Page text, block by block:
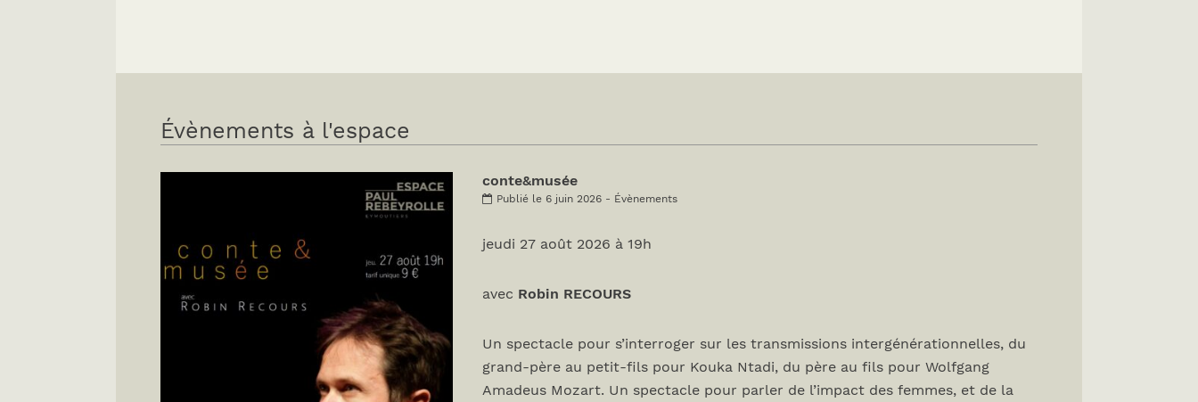
Évènements à l'espace
conte&musée
Publié le 6 juin 2026 - Évènements
jeudi 27 août 2026 à 19h
avec Robin RECOURS
Un spectacle pour s’interroger sur les transmissions intergénérationnelles, du
grand-père au petit-fils pour Kouka Ntadi, du père au fils pour Wolfgang
Amadeus Mozart. Un spectacle pour parler de l’impact des femmes, et de la